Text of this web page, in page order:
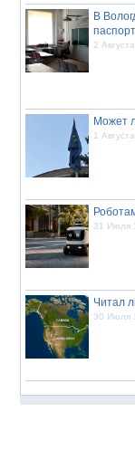
В
2
Может
1
31 Июля
Читал
30 Июля